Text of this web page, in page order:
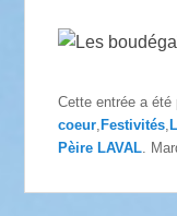
Cette entrée a
coeur Festivités
Pèire LAVAL .